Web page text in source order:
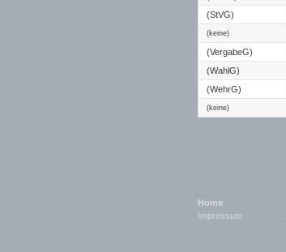
(StVG)
(keine)
(VergabeG)
(WahlG)
(WehrG)
(keine)
Home
Impressum